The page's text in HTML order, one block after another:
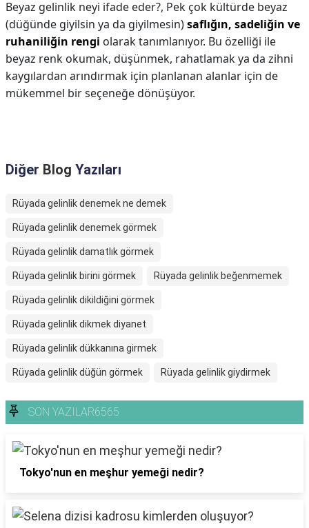
Beyaz gelinlik neyi ifade eder?, Pek çok kültürde beyaz
(düğünde giyilsin ya da giyilmesin)saflığın, sadeliğin ve
ruhaniliğin rengi olarak tanımlanıyor. Bu özelliği ile
beyaz renk okumak, düşünmek, rahatlamak ya da zihni
kaygılardan arındırmak için planlanan alanlar için de
mükemmel bir seçeneğe dönüşüyor.
Diğer Blog Yazıları
Rüyada gelinlik denemek ne demek
Rüyada gelinlik denemek görmek
Rüyada gelinlik damatlık görmek
Rüyada gelinlik birini görmek Rüyada gelinlik beğenmemek
Rüyada gelinlik dikildiğini görmek
Rüyada gelinlik dikmek diyanet
Rüyada gelinlik dükkanına girmek
Rüyada gelinlik düğün görmek Rüyada gelinlik giydirmek
SON YAZILAR6565
Tokyo'nun en meşhur yemeği nedir?